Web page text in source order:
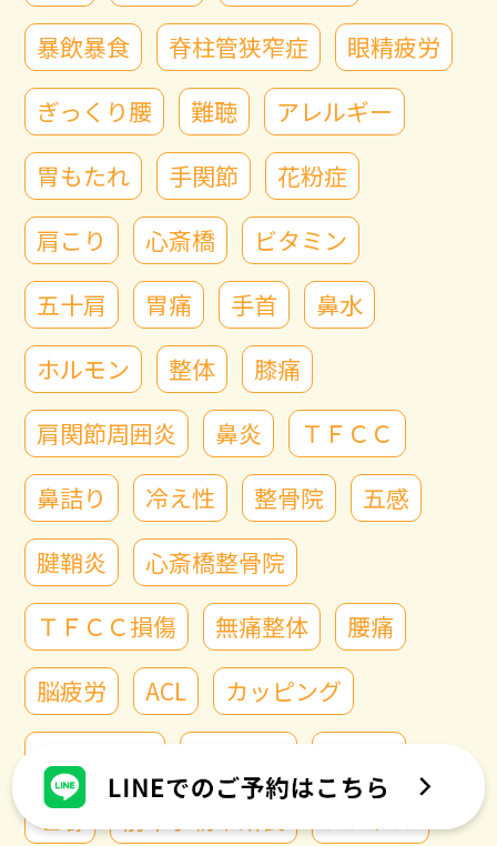
暴飲暴食
脊柱管狭窄症
眼精疲労
ぎっくり腰
難聴
アレルギー
胃もたれ
手関節
花粉症
肩こり
心斎橋
ビタミン
五十肩
胃痛 手首
鼻水
ホルモン
整体
膝痛
肩関節周囲炎
鼻炎
ＴＦＣＣ
鼻詰り
冷え性 整骨院
五感
腱鞘炎
心斎橋整骨院
ＴＦＣＣ損傷
無痛整体
腰痛
脳疲労
ACL
カッピング
咀嚼